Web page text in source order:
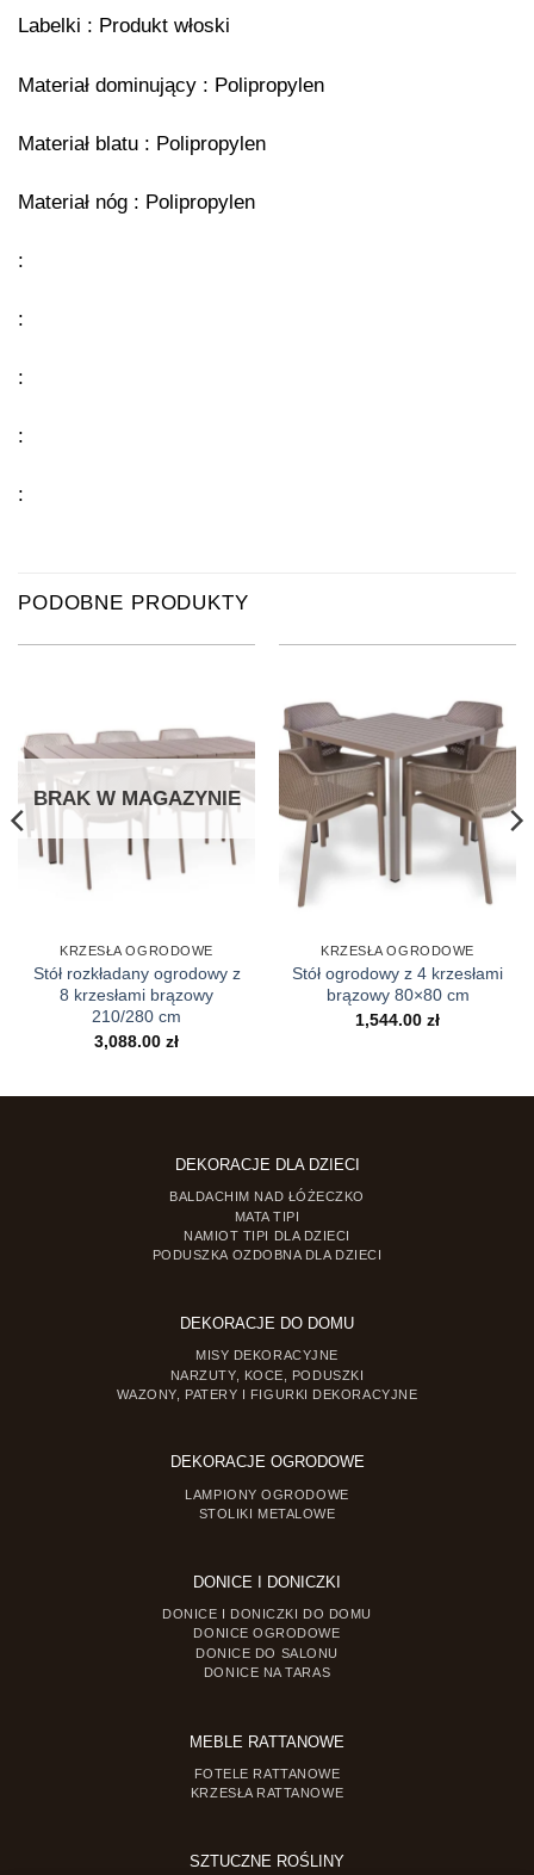
Labelki : Produkt włoski
Materiał dominujący : Polipropylen
Materiał blatu : Polipropylen
Materiał nóg : Polipropylen
:
:
:
:
:
PODOBNE PRODUKTY
BRAK W MAGAZYNIE
KRZESŁA OGRODOWE
Stół rozkładany ogrodowy z
8 krzesłami brązowy
210/280 cm
3,088.00 zł
KRZESŁA OGRODOWE
Stół ogrodowy z 4 krzesłami
brązowy 80×80 cm
1,544.00 zł
DEKORACJE DLA DZIECI
BALDACHIM NAD ŁÓŻECZKO
MATA TIPI
NAMIOT TIPI DLA DZIECI
PODUSZKA OZDOBNA DLA DZIECI
DEKORACJE DO DOMU
MISY DEKORACYJNE
NARZUTY, KOCE, PODUSZKI
WAZONY, PATERY I FIGURKI DEKORACYJNE
DEKORACJE OGRODOWE
LAMPIONY OGRODOWE
STOLIKI METALOWE
DONICE I DONICZKI
DONICE I DONICZKI DO DOMU
DONICE OGRODOWE
DONICE DO SALONU
DONICE NA TARAS
MEBLE RATTANOWE
FOTELE RATTANOWE
KRZESŁA RATTANOWE
SZTUCZNE ROŚLINY